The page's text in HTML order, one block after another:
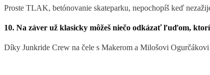
Proste TLAK, betónovanie skateparku, nepochopíš keď
10. Na záver už klasicky môžeš niečo odkázať ľuďom,
Díky Junkride Crew na čele s Makerom a Milošovi